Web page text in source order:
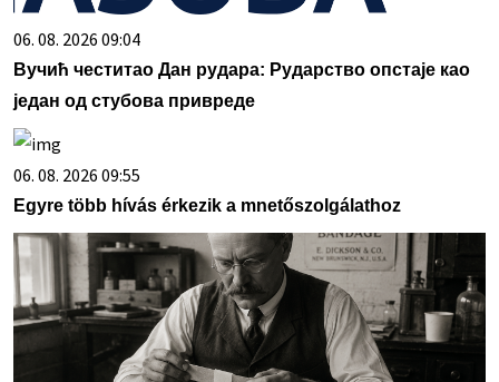
06. 08. 2026 09:04
Вучић честитао Дан рудара: Рударство опстаје као
један од стубова привреде
06. 08. 2026 09:55
Egyre több hívás érkezik a mnetőszolgálathoz